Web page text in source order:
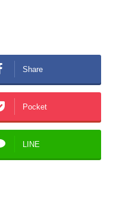
Share
Pocket
LINE